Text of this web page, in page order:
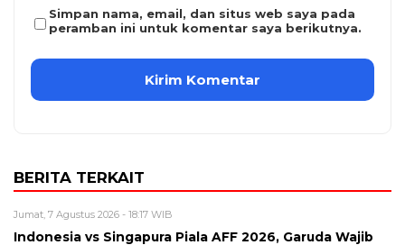
Simpan nama, email, dan situs web saya pada
peramban ini untuk komentar saya berikutnya.
BERITA TERKAIT
Jumat, 7 Agustus 2026 - 18:17 WIB
Indonesia vs Singapura Piala AFF 2026, Garuda Wajib